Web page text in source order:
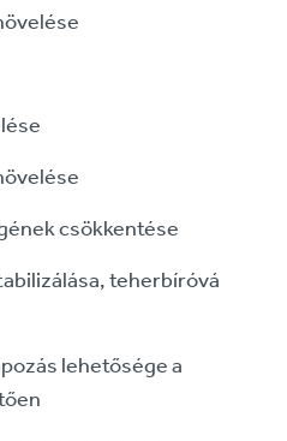
csökkentése
teherbíróvá
lehetősége a